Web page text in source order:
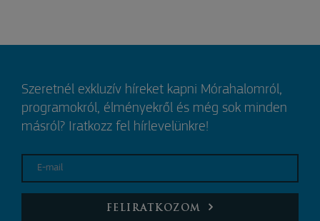
Szeretnél exkluzív híreket kapni Mórahalomról,
programokról, élményekről és még sok minden
másról? Iratkozz fel hírlevelünkre!
E-mail
FELIRATKOZOM